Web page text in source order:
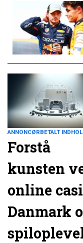
ANNONCØRBETALT
Forstå
kunsten
online
Danmark